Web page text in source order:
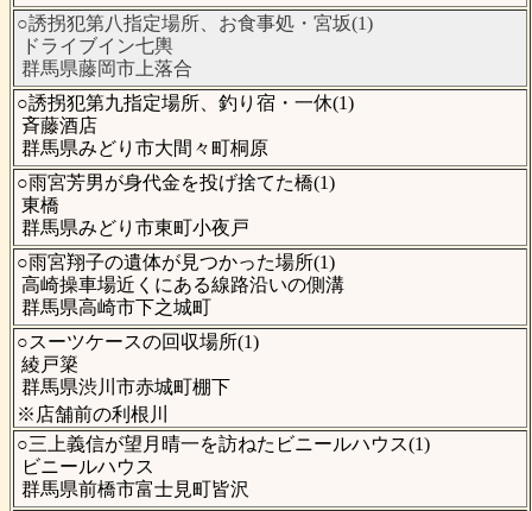
○誘拐犯第八指定場所、お食事処・宮坂(1)
ドライブイン七輿
群馬県藤岡市上落合
○誘拐犯第九指定場所、釣り宿・一休(1)
斉藤酒店
群馬県みどり市大間々町桐原
○雨宮芳男が身代金を投げ捨てた橋(1)
東橋
群馬県みどり市東町小夜戸
○雨宮翔子の遺体が見つかった場所(1)
高崎操車場近くにある線路沿いの側溝
群馬県高崎市下之城町
○スーツケースの回収場所(1)
綾戸簗
群馬県渋川市赤城町棚下
※店舗前の利根川
○三上義信が望月晴一を訪ねたビニールハウス(1)
ビニールハウス
群馬県前橋市富士見町皆沢